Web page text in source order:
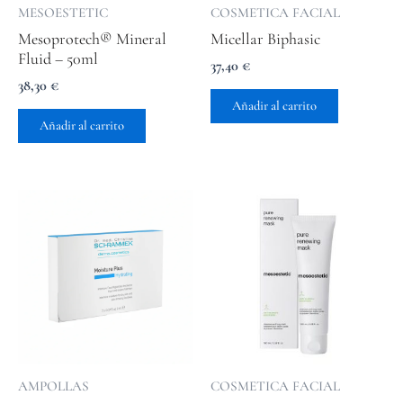
MESOESTETIC
Mesoprotech® Mineral
Fluid – 50ml
38,30 €
Añadir al carrito
COSMETICA FACIAL
Micellar Biphasic
37,40 €
Añadir al carrito
AMPOLLAS COSMETICA FACIAL